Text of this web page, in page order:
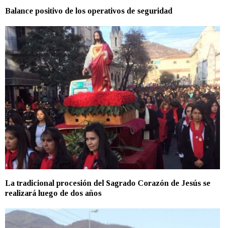
Balance positivo de los operativos de seguridad
La tradicional procesión del Sagrado Corazón de Jesús se
realizará luego de dos años